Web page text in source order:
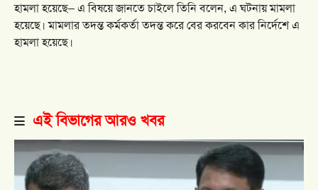
হামলা হয়েছে– এ বিষয়ে জানতে চাইলে তিনি বলেন, এ ঘটনায় মামলা
হয়েছে। মামলার তদন্ত কর্মকর্তা তদন্ত করে বের করবেন কার নির্দেশে এ
হামলা হয়েছে।
এই বিভাগের আরও খবর